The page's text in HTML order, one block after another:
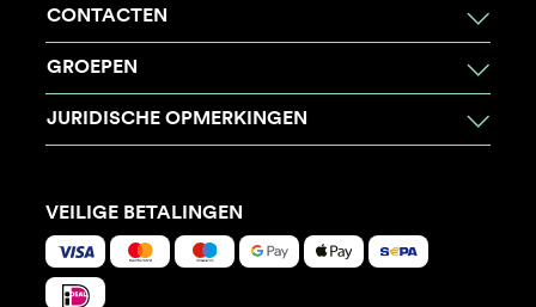
CONTACTEN
GROEPEN
JURIDISCHE OPMERKINGEN
VEILIGE BETALINGEN